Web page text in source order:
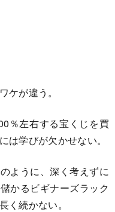
ケが違う。
％左右する宝くじを買
は学びが欠かせない。
ように、深く考えずに
かるビギナーズラック
く続かない。